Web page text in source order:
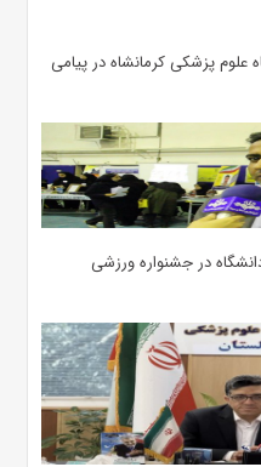
پزشکی کرمانشاه در پیامی
در جشنواره ورزشی